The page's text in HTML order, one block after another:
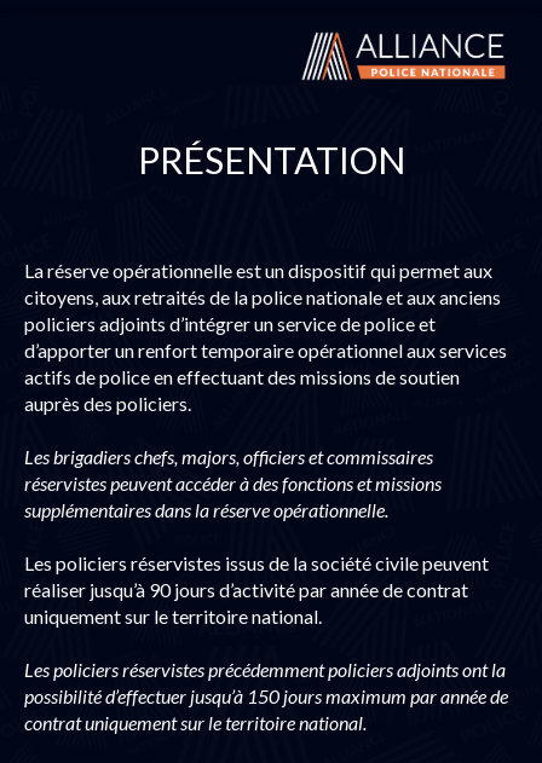
PRÉSENTATION
La réserve opérationnelle est un dispositif qui permet aux
citoyens, aux retraités de la police nationale et aux anciens
policiers adjoints d’intégrer un service de police et
d’apporter un renfort temporaire opérationnel aux services
actifs de police en effectuant des missions de soutien
auprès des policiers.
Les brigadiers chefs, majors, officiers et commissaires
réservistes peuvent accéder à des fonctions et missions
supplémentaires dans la réserve opérationnelle.
Les policiers réservistes issus de la société civile peuvent
réaliser jusqu’à 90 jours d’activité par année de contrat
uniquement sur le territoire national.
Les policiers réservistes précédemment policiers adjoints ont la
possibilité d’effectuer jusqu’à 150 jours maximum par année de
contrat uniquement sur le territoire national.